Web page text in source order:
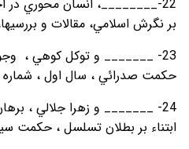
22-________، انسان محوري
بر نگرش اسلامي، مقالات و بررسيها، 90، ص 47-
23- _______ و توکل کوهي ،
حکمت صدرائي ، سال اول ، شماره اول
24- _______ و زهرا جلالي ،
ابتناء بر بطلان تسلسل ، حکمت سينوي ، سال